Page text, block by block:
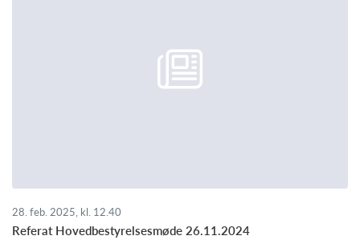
28. feb. 2025, kl. 12.40
Referat Hovedbestyrelsesmøde 26.11.2024